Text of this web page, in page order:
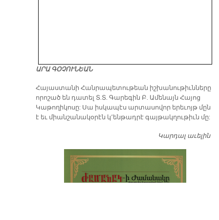
ԱՐԱ ԳՕՉՈՒՆԵԱՆ
​Հայաստանի Հանրապետութեան իշխանութիւնները
որոշած են դատել Տ.Տ. Գարեգին Բ. Ամենայն Հայոց
Կաթողիկոսը: Սա իսկապէս արտասովոր երեւոյթ մըն
է եւ միանշանակօրէն կ՚ենթադրէ գայթակղութիւն մը:
Կարդալ աւելին